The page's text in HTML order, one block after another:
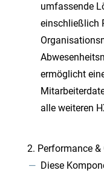
umfassende
einschließlich
ermöglicht
alle weiteren
Performance &
Diese